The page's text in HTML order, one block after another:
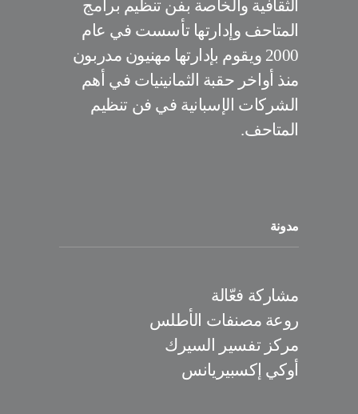
الثقافية والخاصة بفن تنظيم برامج
المتاحف وإدارتها تأسست في عام
2000 ويقوم بإدارتها مهنيون مدربون
منذ أواخر حقبة الثمانينيات في أهم
الشركات الإسبانية في فن تنظيم
المتاحف.
مدونة
مشاركة فعّالة
روعة مصنفات الأطلس
مركز تفسير السيرك
أوكي إكسبيريانس